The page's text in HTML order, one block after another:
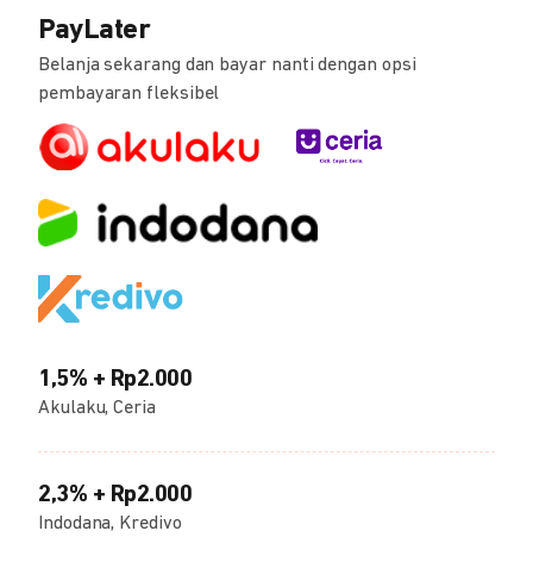
PayLater
Belanja sekarang dan bayar nanti dengan opsi
pembayaran fleksibel
1,5% + Rp2.000
Akulaku, Ceria
2,3% + Rp2.000
Indodana, Kredivo